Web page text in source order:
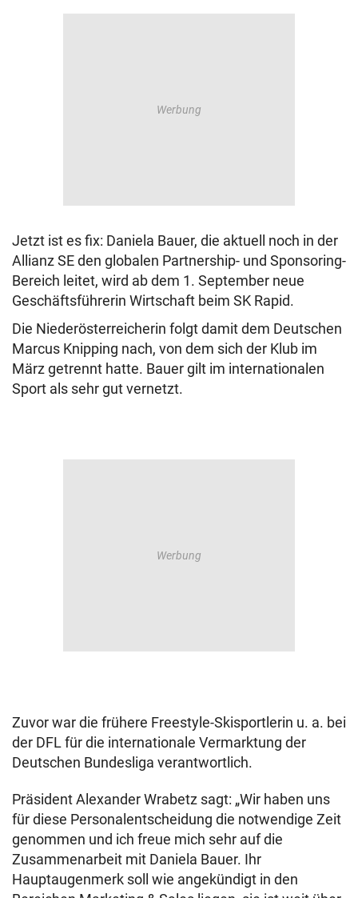
Jetzt ist es fix: Daniela Bauer, die aktuell noch in der
Allianz SE den globalen Partnership- und Sponsoring-
Bereich leitet, wird ab dem 1. September neue
Geschäftsführerin Wirtschaft beim SK Rapid.
Die Niederösterreicherin folgt damit dem Deutschen
Marcus Knipping nach, von dem sich der Klub im
März getrennt hatte. Bauer gilt im internationalen
Sport als sehr gut vernetzt.
Zuvor war die frühere Freestyle-Skisportlerin u. a. bei
der DFL für die internationale Vermarktung der
Deutschen Bundesliga verantwortlich.
Präsident Alexander Wrabetz sagt: „Wir haben uns
für diese Personalentscheidung die notwendige Zeit
genommen und ich freue mich sehr auf die
Zusammenarbeit mit Daniela Bauer. Ihr
Hauptaugenmerk soll wie angekündigt in den